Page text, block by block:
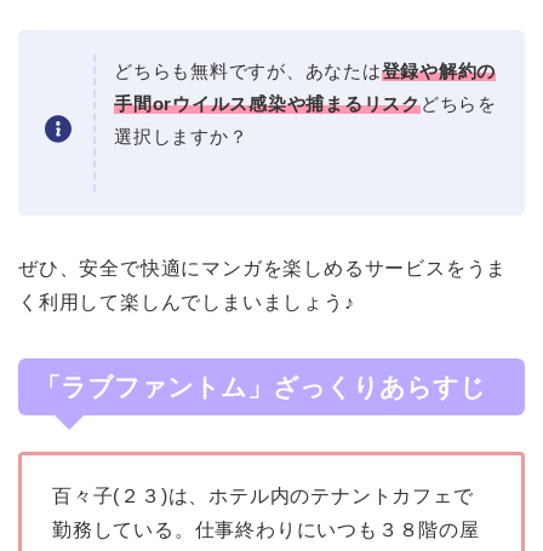
どちらも無料ですが、あなたは登録や解約の
手間orウイルス感染や捕まるリスクどちらを
選択しますか？
ぜひ、安全で快適にマンガを楽しめるサービスをうま
く利用して楽しんでしまいましょう♪
「ラブファントム」ざっくりあらすじ
百々子(２３)は、ホテル内のテナントカフェで
勤務している。仕事終わりにいつも３８階の屋